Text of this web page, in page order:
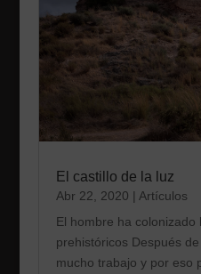
El castillo de la luz
Abr 22, 2020 | Artículos
El hombre ha colonizado
prehistóricos Después
mucho trabajo y por eso